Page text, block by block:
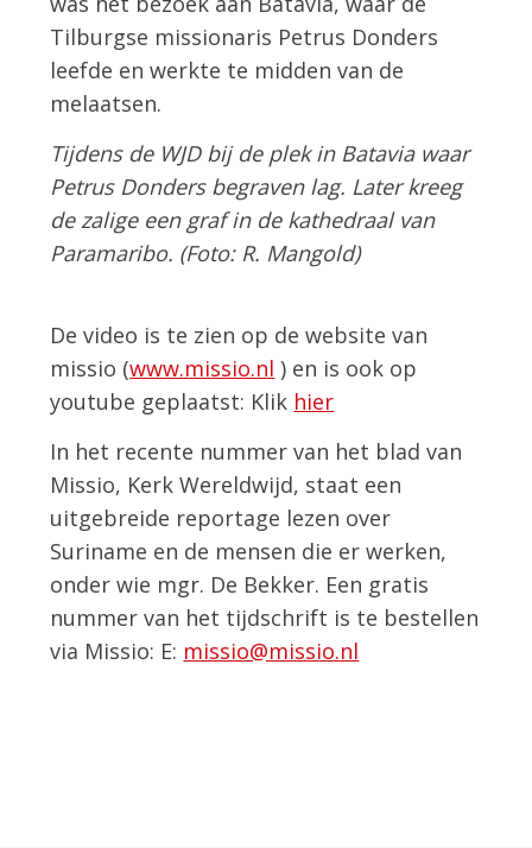
Tilburgse missionaris Petrus Donders
leefde en werkte te midden van de
melaatsen.
Tijdens de WJD bij de plek in Batavia waar
Petrus Donders begraven lag. Later kreeg
de zalige een graf in de kathedraal van
Paramaribo. (Foto: R. Mangold)
De video is te zien op de website van
missio (www.missio.nl ) en is ook op
youtube geplaatst: Klik hier
In het recente nummer van het blad van
Missio, Kerk Wereldwijd, staat een
uitgebreide reportage lezen over
Suriname en de mensen die er werken,
onder wie mgr. De Bekker. Een gratis
nummer van het tijdschrift is te bestellen
via Missio: E: missio@missio.nl